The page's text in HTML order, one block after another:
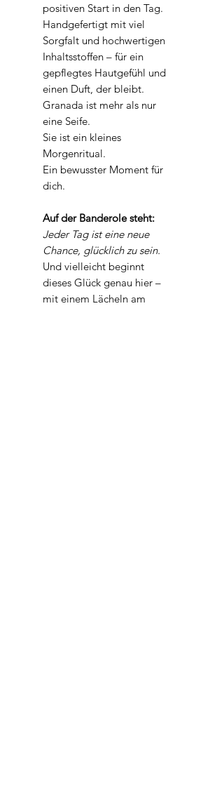
positiven Start in den Tag.
Handgefertigt mit viel
Sorgfalt und hochwertigen
Inhaltsstoffen – für ein
gepflegtes Hautgefühl und
einen Duft, der bleibt.
Granada ist mehr als nur
eine Seife.
Sie ist ein kleines
Morgenritual.
Ein bewusster Moment für
dich.
Auf der Banderole steht:
Jeder Tag ist eine neue
Chance, glücklich zu sein.
Und vielleicht beginnt
dieses Glück genau hier –
mit einem Lächeln am